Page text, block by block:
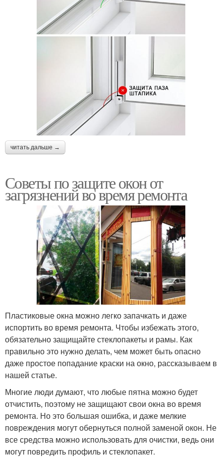
читать дальше →
Советы по защите окон от
загрязнений во время ремонта
Пластиковые окна можно легко запачкать и даже
испортить во время ремонта. Чтобы избежать этого,
обязательно защищайте стеклопакеты и рамы. Как
правильно это нужно делать, чем может быть опасно
даже простое попадание краски на окно, рассказываем в
нашей статье.
Многие люди думают, что любые пятна можно будет
отчистить, поэтому не защищают свои окна во время
ремонта. Но это большая ошибка, и даже мелкие
повреждения могут обернуться полной заменой окон. Не
все средства можно использовать для очистки, ведь они
могут повредить профиль и стеклопакет.